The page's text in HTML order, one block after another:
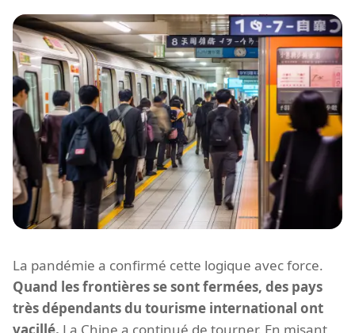
La pandémie a confirmé cette logique avec force.
Quand les frontières se sont fermées, des pays
très dépendants du tourisme international ont
vacillé. La Chine a continué de tourner. En misant